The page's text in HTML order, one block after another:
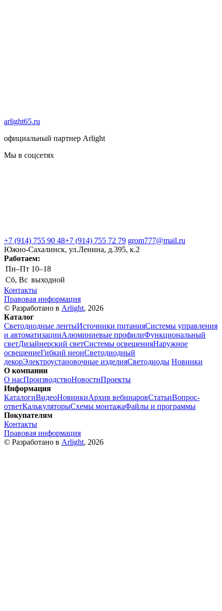
arlight65.ru
официальный партнер Arlight
Мы в соцсетях
+7 (914) 755 90 48+7 (914) 755 72 79 grom777@mail.ru
Южно-Сахалинск, ул.Ленина, д.395, к.2
Работаем:
Пн–Пт 10–18
Сб, Вс выходной
Контакты
Правовая информация
© Разработано в Arlight, 2026
Каталог
Светодиодные лентыИсточники питанияСистемы управления
и автоматизацииАлюминиевые профилиФункциональный
светДизайнерский светСистемы освещенияНаружное
освещениеГибкий неонСветодиодный
декорЭлектроустановочные изделияСветодиоды Новинки
О компании
О насПроизводствоНовостиПроекты
Информация
КаталогиВидеоНовинкиАрхив вебинаровСтатьиВопрос-
ответКалькуляторыСхемы монтажаФайлы и программы
Покупателям
Контакты
Правовая информация
© Разработано в Arlight, 2026